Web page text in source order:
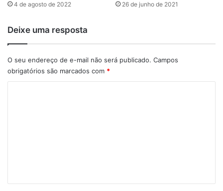
4 de agosto de 2022 26 de junho de 2021
Deixe uma resposta
O seu endereço de e-mail não será publicado. Campos
obrigatórios são marcados com *